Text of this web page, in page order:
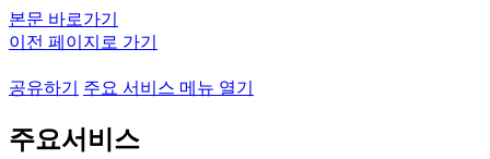
본문 바로가기
이전 페이지로 가기
공유하기 주요 서비스 메뉴 열기
주요서비스